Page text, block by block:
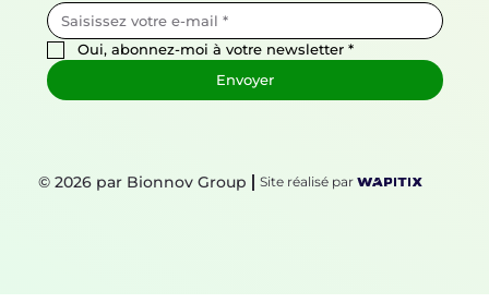
© 2026 par Bionnov Group Site réalisé par
Oui, abonnez-moi à votre newsletter *
Envoyer